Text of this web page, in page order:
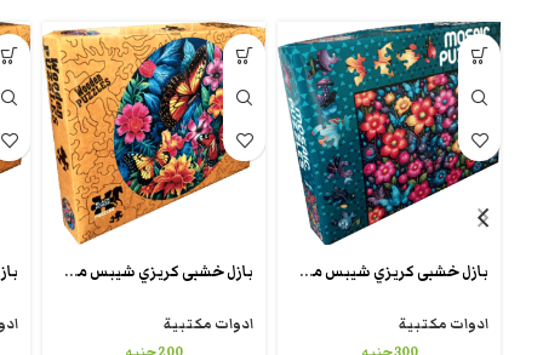
بازل خشبى كريزي شيبس من بلاك هورس crazy puzzle mosic
ادوات مكتبية
بازل خشبى كريزي شيبس من بلاك هورس crazy puzzle unique
ادوات مكتبية